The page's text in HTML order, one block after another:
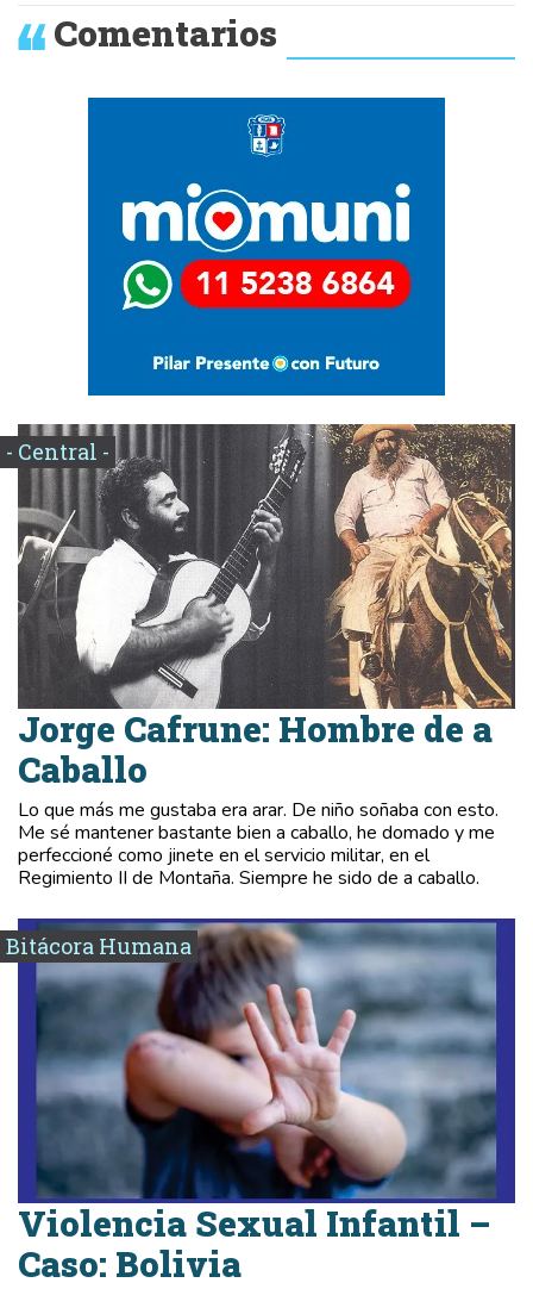
Comentarios
- Central -
Jorge Cafrune: Hombre de a
Caballo
Lo que más me gustaba era arar. De niño soñaba con esto.
Me sé mantener bastante bien a caballo, he domado y me
perfeccioné como jinete en el servicio militar, en el
Regimiento II de Montaña. Siempre he sido de a caballo.
Bitácora Humana
Violencia Sexual Infantil –
Caso: Bolivia